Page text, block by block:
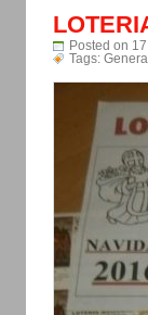
Posted on
Tags: General